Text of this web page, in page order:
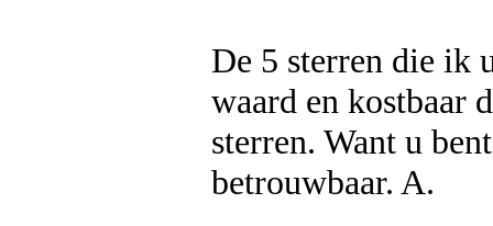
De 5 sterren die ik
waard en kostbaar
sterren. Want u
betrouwbaar. A.